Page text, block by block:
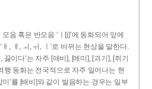
모음 혹은 반모음 ‘ㅣ[j]’에 동화되어 앞에
ㅐ, ㅔ, ㅚ, ㅟ, ㅣ’로 바뀌는 현상을 말한다.
이다’는 자주 [애비], [에미], [괴기], [쥐기
행 동화는 전국적으로 자주 일어나는 현
’를 [배비]와 같이 발음하는 경우는 일부